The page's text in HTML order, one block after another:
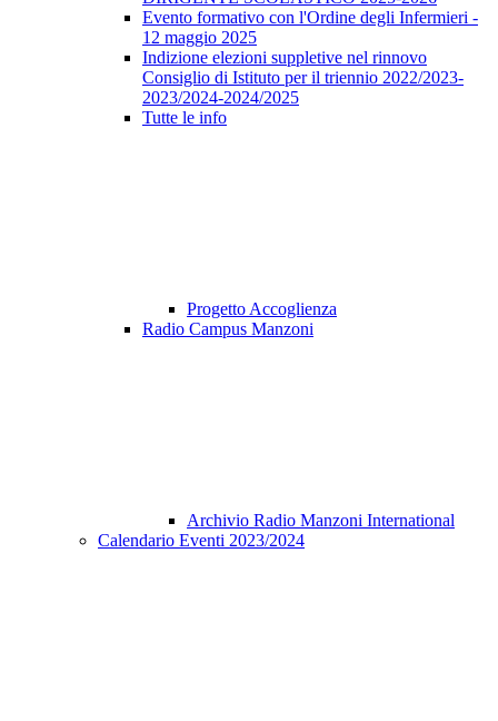
Evento formativo con l'Ordine degli Infermieri -
12 maggio 2025
Indizione elezioni suppletive nel rinnovo
Consiglio di Istituto per il triennio 2022/2023-
2023/2024-2024/2025
Tutte le info
Progetto Accoglienza
Radio Campus Manzoni
Archivio Radio Manzoni International
Calendario Eventi 2023/2024